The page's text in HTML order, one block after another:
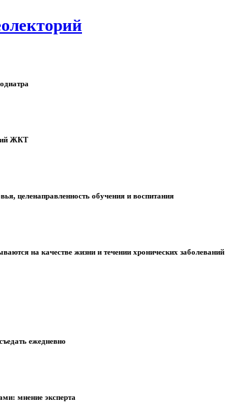
ЖКТ
целенаправленность обучения и воспитания
на качестве жизни и течении хронических заболеваний
ежедневно
мнение эксперта